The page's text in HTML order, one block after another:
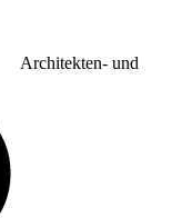
Architekten- und